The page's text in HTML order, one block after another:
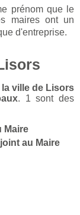
prénom que le
maires ont un
d'entreprise.
ville de Lisors
. 1 sont des
Maire
au Maire